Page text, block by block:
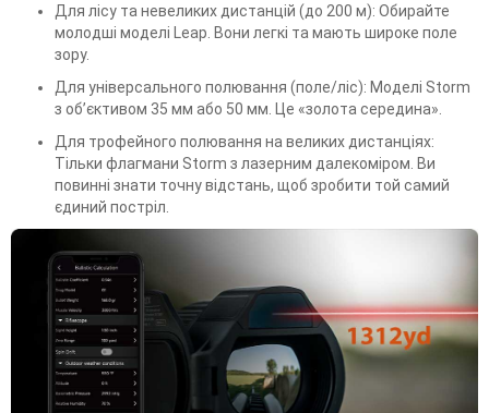
Для лісу та невеликих дистанцій (до 200 м): Обирайте
молодші моделі Leap. Вони легкі та мають широке поле
зору.
Для універсального полювання (поле/ліс): Моделі Storm
з об’єктивом 35 мм або 50 мм. Це «золота середина».
Для трофейного полювання на великих дистанціях:
Тільки флагмани Storm з лазерним далекоміром. Ви
повинні знати точну відстань, щоб зробити той самий
єдиний постріл.